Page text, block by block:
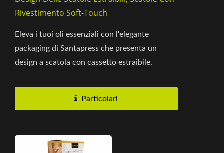
Rivestimento Soft-Touch
Eleva i tuoi oli essenziali con l'elegante
packaging di Santapress che presenta un
design a scatola con cassetto estraibile.
Particolari